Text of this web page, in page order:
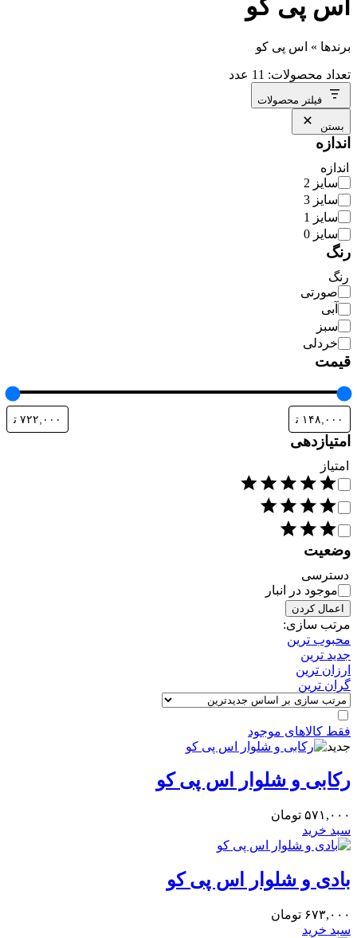
اس پی کو
برندها » اس پی کو
تعداد محصولات: 11 عدد
فیلتر محصولات
بستن
اندازه
اندازه
سایز 2
سایز 3
سایز 1
سایز 0
رنگ
رنگ
صورتی
آبی
سبز
خردلی
قیمت
امتیازدهی
امتیاز
وضعیت
دسترسی
موجود در انبار
اعمال کردن
مرتب سازی:
محبوب ترین
جدید ترین
ارزان ترین
گران ترین
فقط کالاهای موجود
جدید
رکابی و شلوار اس پی کو
۵۷۱,۰۰۰ تومان
سبد خرید
بادی و شلوار اس پی کو
۶۷۳,۰۰۰ تومان
سبد خرید